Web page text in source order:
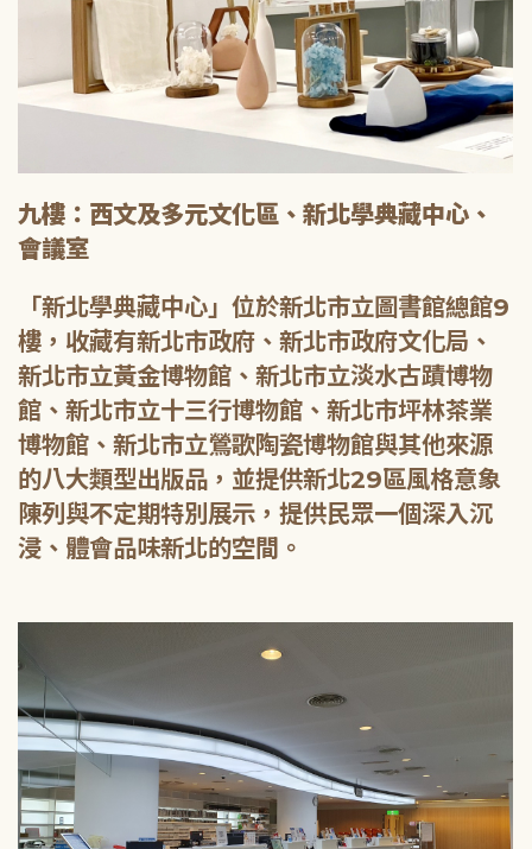
九樓：西文及多元文化區、新北學典藏中心、
會議室
「新北學典藏中心」位於新北市立圖書館總館9
樓，收藏有新北市政府、新北市政府文化局、
新北市立黃金博物館、新北市立淡水古蹟博物
館、新北市立十三行博物館、新北市坪林茶業
博物館、新北市立鶯歌陶瓷博物館與其他來源
的八大類型出版品，並提供新北29區風格意象
陳列與不定期特別展示，提供民眾一個深入沉
浸、體會品味新北的空間。